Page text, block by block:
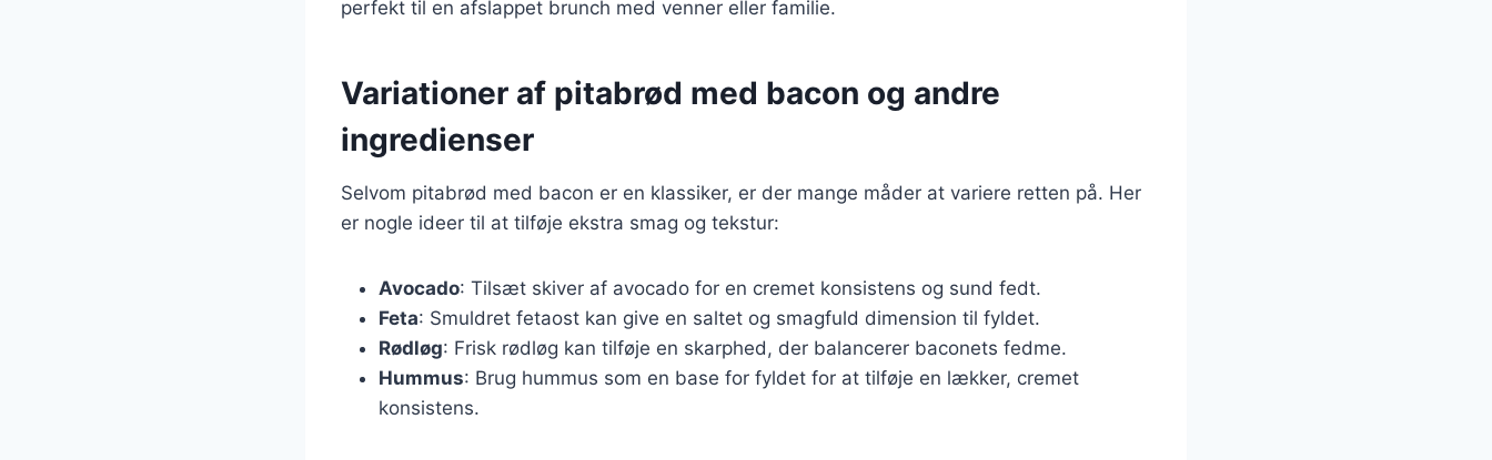
perfekt til en afslappet brunch med venner eller familie.
Variationer af pitabrød med bacon og andre
ingredienser
Selvom pitabrød med bacon er en klassiker, er der mange måder at variere retten på. Her
er nogle ideer til at tilføje ekstra smag og tekstur:
Avocado: Tilsæt skiver af avocado for en cremet konsistens og sund fedt.
Feta: Smuldret fetaost kan give en saltet og smagfuld dimension til fyldet.
Rødløg: Frisk rødløg kan tilføje en skarphed, der balancerer baconets fedme.
Hummus: Brug hummus som en base for fyldet for at tilføje en lækker, cremet
konsistens.